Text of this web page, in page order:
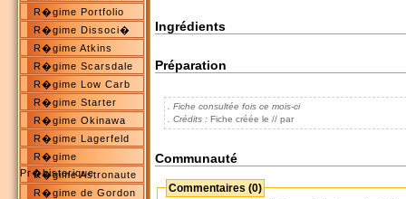
R�gime Portfolio
R�gime Dissoci�
R�gime Atkins
R�gime Scarsdale
R�gime Low Carb
R�gime Starter
R�gime Okinawa
R�gime Lagerfeld
R�gime
Pr�historique
R�gime Astronaute
R�gime de Gordon
Ingrédients
Préparation
. Fiche consultée fois ce mois-ci
. Crédits :Fiche créée le // par
Communauté
Commentaires (0)